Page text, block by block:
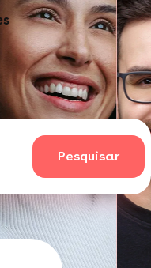
Pesquisar